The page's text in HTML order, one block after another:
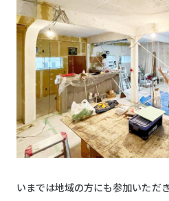
いまでは地域の方にも参加いただ